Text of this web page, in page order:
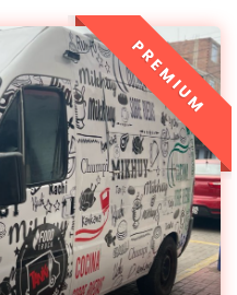
PREMIUM